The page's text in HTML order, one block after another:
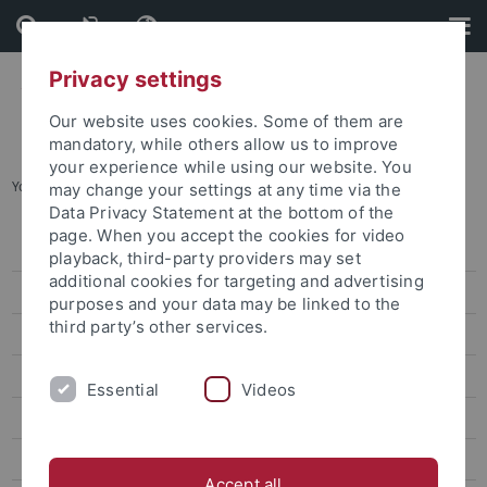
Skip
to
content
Skip
to
footer
You are here: Startseite ... Team und Kontakt
Degree-seeking students
Promotion für internationale Kandidaten
Erasmus und Austausch nach Tübingen
Bewerbung und Vorbereitung
Abreise und Transkript
Privacy settings
Our website uses cookies. Some of them are
mandatory, while others allow us to improve
your experience while using our website. You
may change your settings at any time via the
Data Privacy Statement at the bottom of the
page. When you accept the cookies for video
playback, third-party providers may set
additional cookies for targeting and advertising
purposes and your data may be linked to the
third party’s other services.
Essential Videos